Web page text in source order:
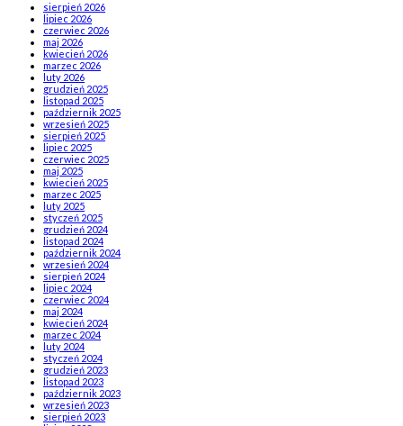
sierpień 2026
lipiec 2026
czerwiec 2026
maj 2026
kwiecień 2026
marzec 2026
luty 2026
grudzień 2025
listopad 2025
październik 2025
wrzesień 2025
sierpień 2025
lipiec 2025
czerwiec 2025
maj 2025
kwiecień 2025
marzec 2025
luty 2025
styczeń 2025
grudzień 2024
listopad 2024
październik 2024
wrzesień 2024
sierpień 2024
lipiec 2024
czerwiec 2024
maj 2024
kwiecień 2024
marzec 2024
luty 2024
styczeń 2024
grudzień 2023
listopad 2023
październik 2023
wrzesień 2023
sierpień 2023